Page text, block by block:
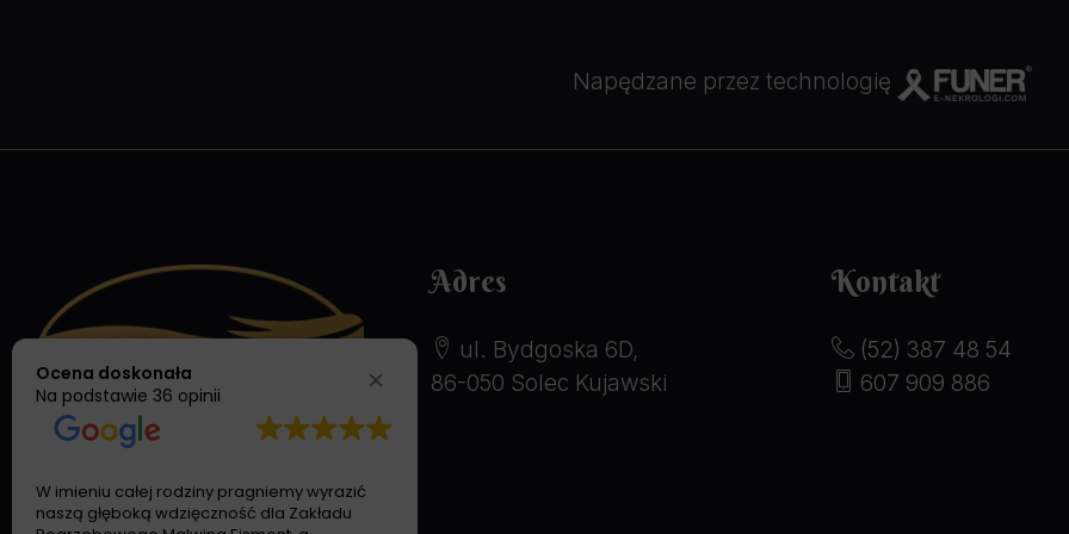
Napędzane przez technologię
Adres
ul. Bydgoska 6D,
86-050 Solec Kujawski
Kontakt
(52) 387 48 54
607 909 886
Ocena doskonała
Na podstawie 36 opinii
W imieniu całej rodziny pragniemy wyrazić
naszą głęboką wdzięczność dla Zakładu